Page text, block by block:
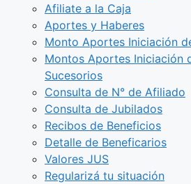
Afiliate a la Caja
Aportes y Haberes
Monto Aportes Iniciación
Montos Aportes Iniciación
Sucesorios
Consulta de N° de Afiliado
Consulta de Jubilados
Recibos de Beneficios
Detalle de Beneficarios
Valores JUS
Regularizá tu situación